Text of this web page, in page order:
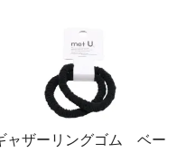
ャザーリングゴム ベー